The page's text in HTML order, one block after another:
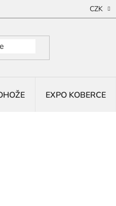
CZK
EXPO KOBERCE